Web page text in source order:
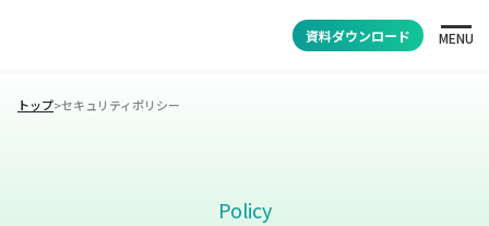
資料ダウンロード MENU
トップ>セキュリティポリシー
Policy